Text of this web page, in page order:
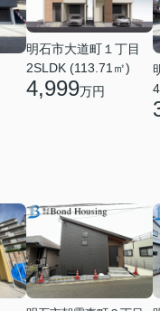
明石市大道町１丁目
2SLDK (113.71㎡)
4,999万円